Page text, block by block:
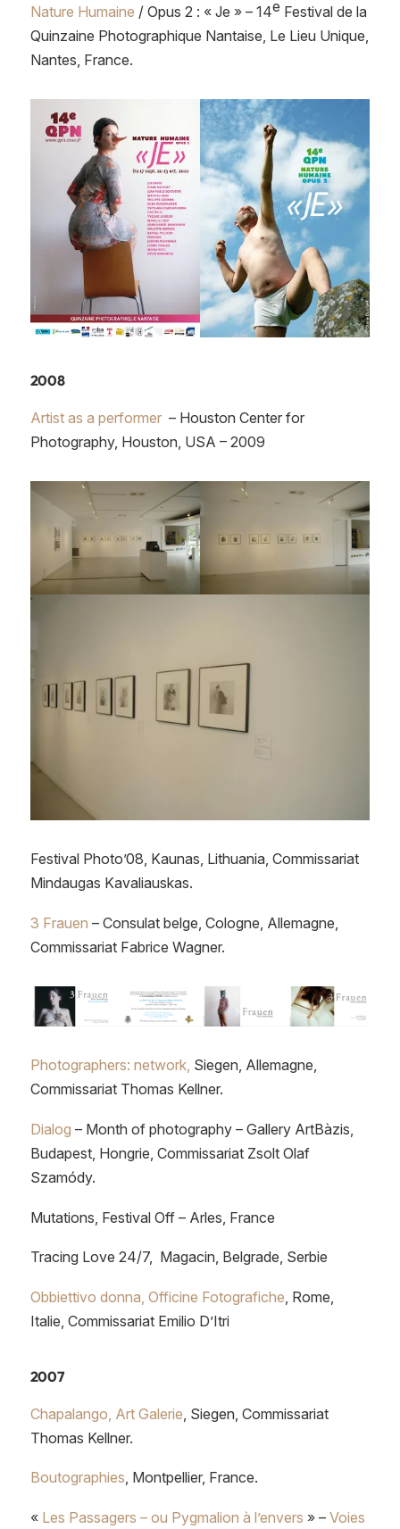
Nature Humaine / Opus 2 : « Je » – 14e Festival de la
Quinzaine Photographique Nantaise, Le Lieu Unique,
Nantes, France.
2008
Artist as a performer – Houston Center for
Photography, Houston, USA – 2009
Festival Photo’08, Kaunas, Lithuania, Commissariat
Mindaugas Kavaliauskas.
3 Frauen – Consulat belge, Cologne, Allemagne,
Commissariat Fabrice Wagner.
Photographers: network, Siegen, Allemagne,
Commissariat Thomas Kellner.
Dialog – Month of photography – Gallery ArtBàzis,
Budapest, Hongrie, Commissariat Zsolt Olaf
Szamódy.
Mutations, Festival Off – Arles, France
Tracing Love 24/7, Magacin, Belgrade, Serbie
Obbiettivo donna, Officine Fotografiche , Rome,
Italie, Commissariat Emilio D’Itri
2007
Chapalango, Art Galerie , Siegen, Commissariat
Thomas Kellner.
Boutographies, Montpellier, France.
« Les Passagers – ou Pygmalion à l’envers » – Voies